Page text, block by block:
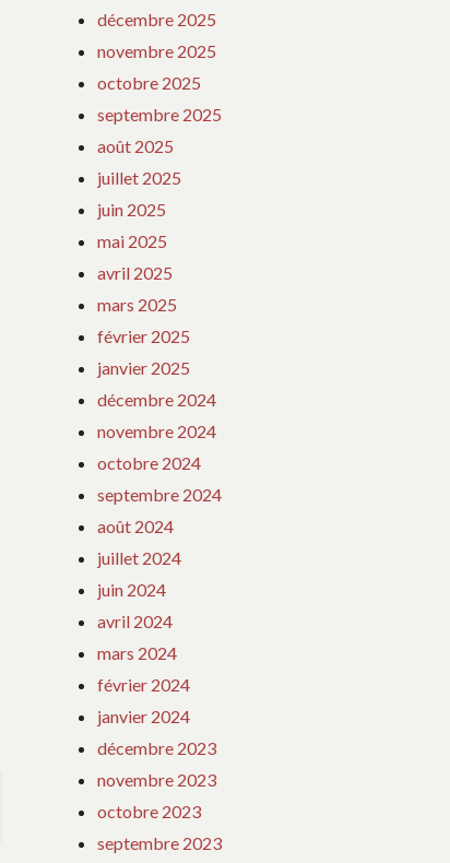
décembre 2025
novembre 2025
octobre 2025
septembre 2025
août 2025
juillet 2025
juin 2025
mai 2025
avril 2025
mars 2025
février 2025
janvier 2025
décembre 2024
novembre 2024
octobre 2024
septembre 2024
août 2024
juillet 2024
juin 2024
avril 2024
mars 2024
février 2024
janvier 2024
décembre 2023
novembre 2023
octobre 2023
septembre 2023